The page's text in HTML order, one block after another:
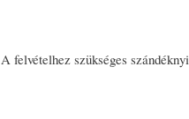
A felvételhez szükséges